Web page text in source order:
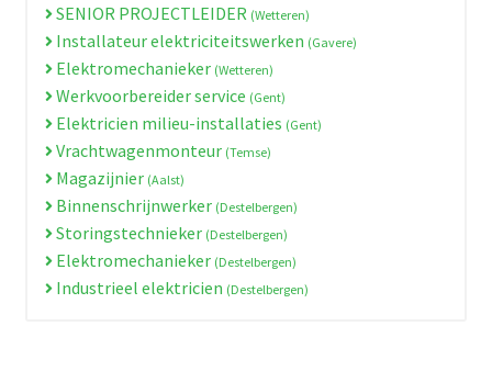
SENIOR PROJECTLEIDER (Wetteren)
Installateur elektriciteitswerken (Gavere)
Elektromechanieker (Wetteren)
Werkvoorbereider service (Gent)
Elektricien milieu-installaties (Gent)
Vrachtwagenmonteur (Temse)
Magazijnier (Aalst)
Binnenschrijnwerker (Destelbergen)
Storingstechnieker (Destelbergen)
Elektromechanieker (Destelbergen)
Industrieel elektricien (Destelbergen)